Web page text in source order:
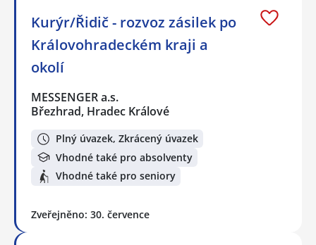
Kurýr/Řidič - rozvoz zásilek po
Královohradeckém kraji a
okolí
MESSENGER a.s.
Březhrad, Hradec Králové
Plný úvazek, Zkrácený úvazek
Vhodné také pro absolventy
Vhodné také pro seniory
Zveřejněno: 30. července